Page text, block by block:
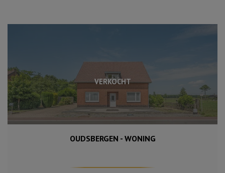
VERKOCHT
1 499 m² 238 m²
OUDSBERGEN - WONING